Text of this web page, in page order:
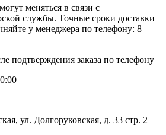
меняться в связи с
службы. Точные сроки доставки
у менеджера по телефону: 8
подтверждения заказа по телефону
ул. Долгоруковская, д. 33 стр. 2